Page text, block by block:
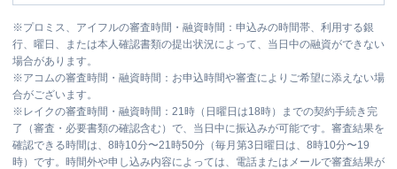
※プロミス、アイフルの審査時間・融資時間：申込みの時間帯、利用する銀
行、曜日、または本人確認書類の提出状況によって、当日中の融資ができない
場合があります。
※アコムの審査時間・融資時間：お申込時間や審査によりご希望に添えない場
合がございます。
※ レイクの審査時間・融資時間：21時（日曜日は18時）までの契約手続き完
了（審査・必要書類の確認含む）で、当日中に振込みが可能です。審査結果を
確認できる時間は、8時10分〜21時50分（毎月第3日曜日は、8時10分〜19
時）です。時間外や申し込み内容によっては、電話またはメールで審査結果が